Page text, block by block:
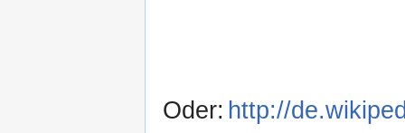
Oder: http://